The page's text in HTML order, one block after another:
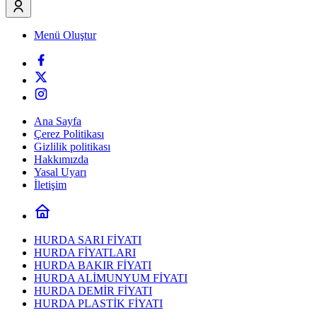
Menü Oluştur
Ana Sayfa
Çerez Politikası
Gizlilik politikası
Hakkımızda
Yasal Uyarı
İletişim
HURDA SARI FİYATI
HURDA FİYATLARI
HURDA BAKIR FİYATI
HURDA ALİMUNYUM FİYATI
HURDA DEMİR FİYATI
HURDA PLASTİK FİYATI